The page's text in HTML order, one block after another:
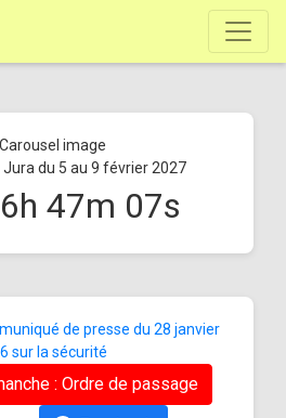
Jura du 5 au 9 février 2027
h 47m 07s
de presse du 28 janvier
sur la sécurité
: Ordre de passage